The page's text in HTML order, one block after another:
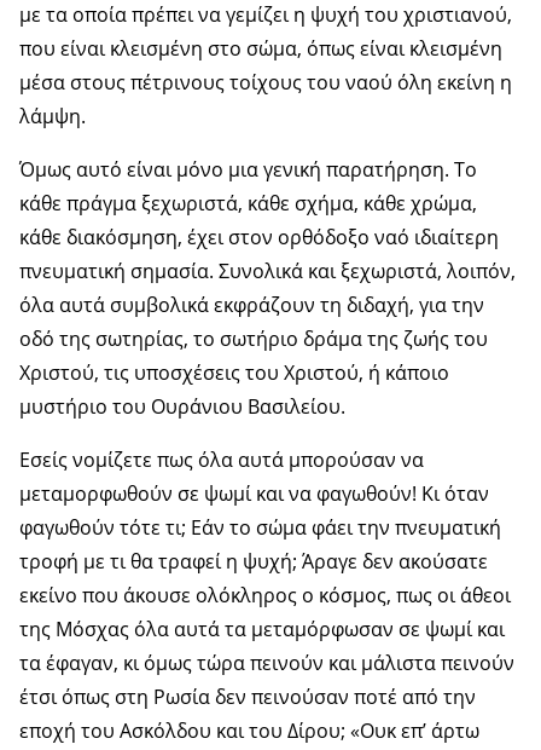
με τα οποία πρέπει να γεμίζει η ψυχή του χριστιανού,
που είναι κλεισμένη στο σώμα, όπως είναι κλεισμένη
μέσα στους πέτρινους τοίχους του ναού όλη εκείνη η
λάμψη.
Όμως αυτό είναι μόνο μια γενική παρατήρηση. Το
κάθε πράγμα ξεχωριστά, κάθε σχήμα, κάθε χρώμα,
κάθε διακόσμηση, έχει στον ορθόδοξο ναό ιδιαίτερη
πνευματική σημασία. Συνολικά και ξεχωριστά, λοιπόν,
όλα αυτά συμβολικά εκφράζουν τη διδαχή, για την
οδό της σωτηρίας, το σωτήριο δράμα της ζωής του
Χριστού, τις υποσχέσεις του Χριστού, ή κάποιο
μυστήριο του Ουράνιου Βασιλείου.
Εσείς νομίζετε πως όλα αυτά μπορούσαν να
μεταμορφωθούν σε ψωμί και να φαγωθούν! Κι όταν
φαγωθούν τότε τι; Εάν το σώμα φάει την πνευματική
τροφή με τι θα τραφεί η ψυχή; Άραγε δεν ακούσατε
εκείνο που άκουσε ολόκληρος ο κόσμος, πως οι άθεοι
της Μόσχας όλα αυτά τα μεταμόρφωσαν σε ψωμί και
τα έφαγαν, κι όμως τώρα πεινούν και μάλιστα πεινούν
έτσι όπως στη Ρωσία δεν πεινούσαν ποτέ από την
εποχή του Ασκόλδου και του Δίρου; «Ουκ επ’ άρτω